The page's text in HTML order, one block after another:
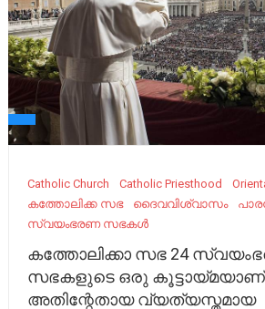
Catholic Church Catholic Priesthood
കത്തോലിക്ക സഭ
ദൈവവിശ്വാസം
സ്വയംഭരണ സഭകൾ
കത്തോലിക്കാ സഭ 24
സഭകളുടെ ഒരു
അതിന്റേതായ വ്യത്യസ്തമായ